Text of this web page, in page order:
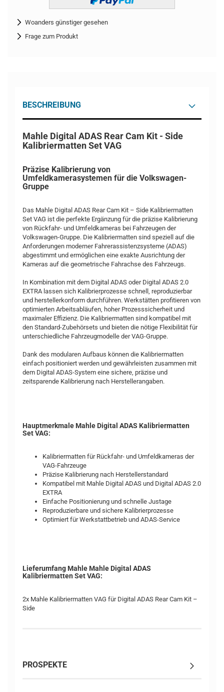
Woanders günstiger gesehen
Frage zum Produkt
BESCHREIBUNG
Mahle Digital ADAS Rear Cam Kit - Side
Kalibriermatten Set VAG
Präzise Kalibrierung von
Umfeldkamerasystemen für die Volkswagen-
Gruppe
Das Mahle Digital ADAS Rear Cam Kit – Side Kalibriermatten
Set VAG ist die perfekte Ergänzung für die präzise Kalibrierung
von Rückfahr- und Umfeldkameras bei Fahrzeugen der
Volkswagen-Gruppe. Die Kalibriermatten sind speziell auf die
Anforderungen moderner Fahrerassistenzsysteme (ADAS)
abgestimmt und ermöglichen eine exakte Ausrichtung der
Kameras auf die geometrische Fahrachse des Fahrzeugs.
In Kombination mit dem Digital ADAS oder Digital ADAS 2.0
EXTRA lassen sich Kalibrierprozesse schnell, reproduzierbar
und herstellerkonform durchführen. Werkstätten profitieren von
optimierten Arbeitsabläufen, hoher Prozesssicherheit und
maximaler Effizienz. Die Kalibriermatten sind kompatibel mit
den Standard-Zubehörsets und bieten die nötige Flexibilität für
unterschiedliche Fahrzeugmodelle der VAG-Gruppe.
Dank des modularen Aufbaus können die Kalibriermatten
einfach positioniert werden und gewährleisten zusammen mit
dem Digital ADAS-System eine sichere, präzise und
zeitsparende Kalibrierung nach Herstellerangaben.
Hauptmerkmale Mahle Digital ADAS Kalibriermatten
Set VAG:
Kalibriermatten für Rückfahr- und Umfeldkameras der
VAG-Fahrzeuge
Präzise Kalibrierung nach Herstellerstandard
Kompatibel mit Mahle Digital ADAS und Digital ADAS 2.0
EXTRA
Einfache Positionierung und schnelle Justage
Reproduzierbare und sichere Kalibrierprozesse
Optimiert für Werkstattbetrieb und ADAS-Service
Lieferumfang Mahle Mahle Digital ADAS
Kalibriermatten Set VAG:
2x Mahle Kalibriermatten VAG für Digital ADAS Rear Cam Kit –
Side
PROSPEKTE